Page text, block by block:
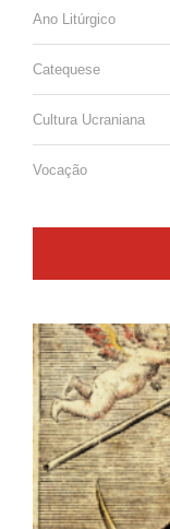
Ano Litúrgico
Catequese
Cultura Ucraniana
Vocação